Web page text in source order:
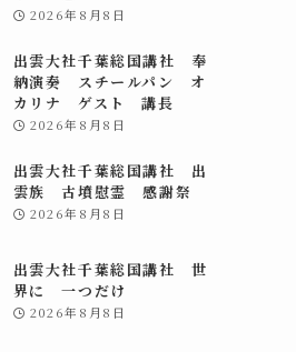
2026年8月8日
出雲大社千葉総国講社 奉
納演奏 スチールパン オ
カリナ ゲスト 講長
2026年8月8日
出雲大社千葉総国講社 出
雲族 古墳慰霊 感謝祭
2026年8月8日
出雲大社千葉総国講社 世
界に 一つだけ
2026年8月8日